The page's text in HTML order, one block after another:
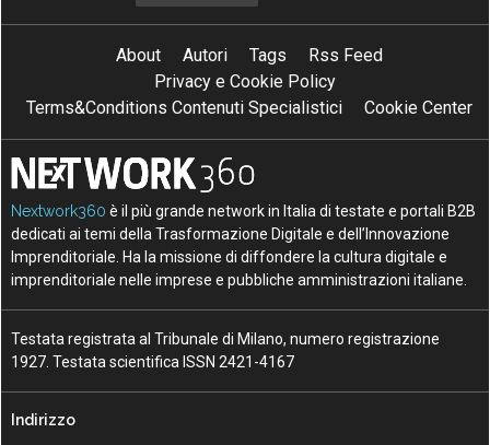
About Autori Tags
Rss Feed
Privacy e Cookie Policy
Terms&Conditions Contenuti Specialistici
Cookie Center
Nextwork360 è il più grande network in Italia di testate e portali B2B
dedicati ai temi della Trasformazione Digitale e dell’Innovazione
Imprenditoriale. Ha la missione di diffondere la cultura digitale e
imprenditoriale nelle imprese e pubbliche amministrazioni italiane.
Testata registrata al Tribunale di Milano, numero registrazione
1927. Testata scientifica ISSN 2421-4167
Indirizzo